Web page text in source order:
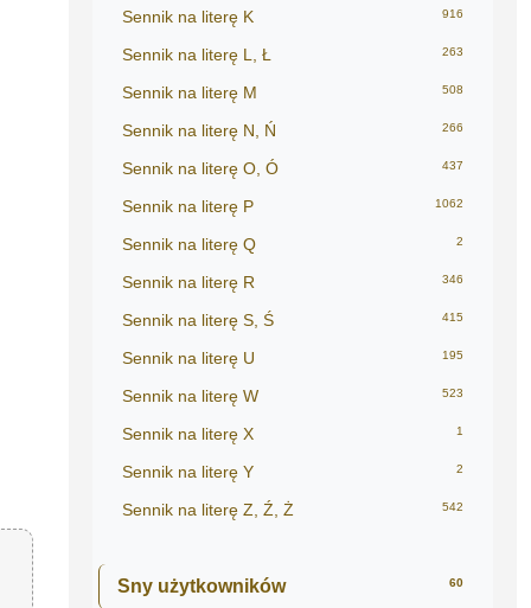
Sennik na literę K 916
Sennik na literę L, Ł 263
Sennik na literę M 508
Sennik na literę N, Ń 266
Sennik na literę O, Ó 437
Sennik na literę P 1062
Sennik na literę Q 2
Sennik na literę R 346
Sennik na literę S, Ś 415
Sennik na literę U 195
Sennik na literę W 523
Sennik na literę X 1
Sennik na literę Y 2
Sennik na literę Z, Ź, Ż 542
Sny użytkowników 60